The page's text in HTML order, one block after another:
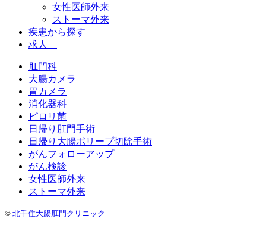
女性医師外来
ストーマ外来
疾患から探す
求人
肛門科
大腸カメラ
胃カメラ
消化器科
ピロリ菌
日帰り肛門手術
日帰り大腸ポリープ切除手術
がんフォローアップ
がん検診
女性医師外来
ストーマ外来
© 北千住大腸肛門クリニック